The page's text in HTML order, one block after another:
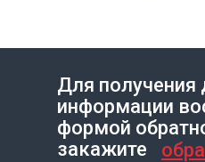
Создание
Для получения
информации
формой
закажите